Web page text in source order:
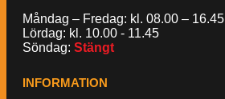
Måndag – Fredag: kl. 08.00 – 16.45
Lördag: kl. 10.00 - 11.45
Söndag: Stängt
INFORMATION